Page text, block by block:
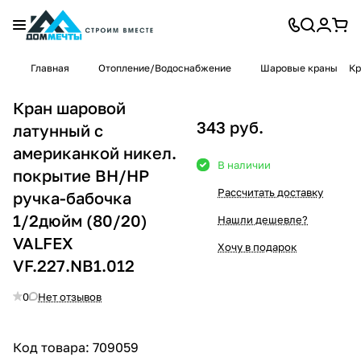
Главная Отопление/Водоснабжение Шаровые краны
Кран шаровой
латунный с
американкой никел.
покрытие ВН/НР
ручка-бабочка
1/2дюйм (80/20)
VALFEX
VF.227.NB1.012
0 Нет отзывов
Код товара: 709059
343 руб.
В наличии
Рассчитать доставку
Нашли дешевле?
Хочу в подарок